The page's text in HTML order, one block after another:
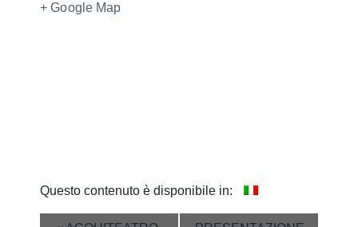
+ Google Map
Questo contenuto è disponibile in: